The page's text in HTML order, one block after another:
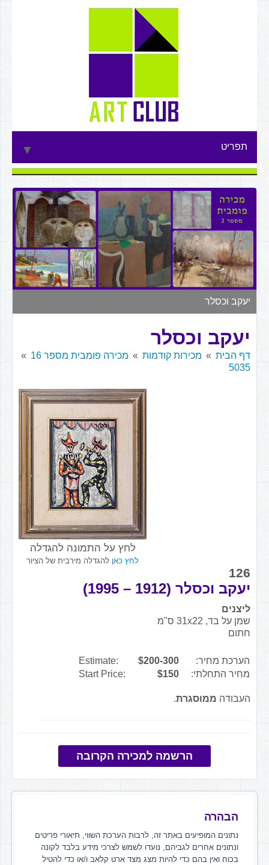
תפריט ▼
▼
▼
▼
▼
יעקב וכסלר
יעקב וכסלר
דף הבית מכירות קודמות
מכירה פומבית מספר 16
5035
לחץ על התמונה להגדלה
לחץ כאן להגדלה מירבית של הציור
126
יעקב וכסלר (1912 – 1995)
ליצנים
שמן על בד, 31x22 ס"מ
חתום
הערכת מחיר: $200-300
Estimate:
מחיר התחלתי:
$150
Start Price:
העבודה ממוסגרת.
הרשמה למכירה הקרובה
הבהרה
נתונים המופיעים באתר זה, לרבות הערכת השווי, תיאורי פריטים
ונתונים אחרים לגביהם, נועדו לשמש לצרכי מידע בלבד לקונה
בכוח ואין בהם כדי להיות מצג מצד ארט קלאב ו/או כדי להטיל